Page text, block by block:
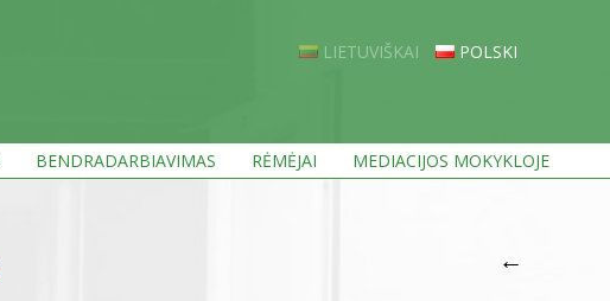
LIETUVIŠKAI POLSKI
BENDRADARBIAVIMAS RĖMĖJAI MEDIACIJOS MOKYKLOJE
←